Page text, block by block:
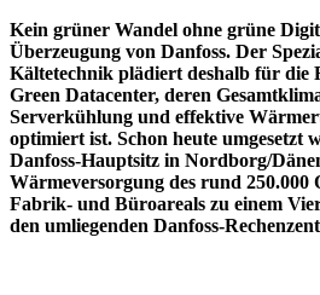
Kein grüner Wandel ohne grüne
Überzeugung von Danfoss. Der
Kältetechnik plädiert deshalb für die
Green Datacenter, deren
Serverkühlung und effektive
optimiert ist. Schon heute umgesetzt
Danfoss-Hauptsitz in Nordborg/
Wärmeversorgung des rund 250.000
Fabrik- und Büroareals zu einem
den umliegenden Danfoss-